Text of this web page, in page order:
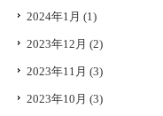
2024年1月 (1)
2023年12月 (2)
2023年11月 (3)
2023年10月 (3)